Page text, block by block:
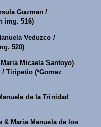
Guzman /
img. 516)
Veduzco /
520)
Micaela Santoyo)
Tiripetio (*Gomez
de la Trinidad
& Maria Manuela de los